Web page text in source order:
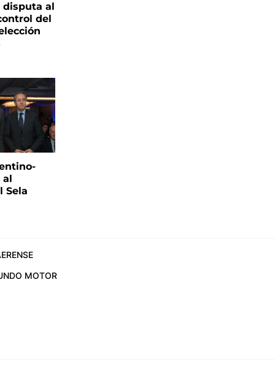
disputa al
del
al
Sela
MOTOR